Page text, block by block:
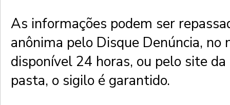
As informações podem ser
anônima pelo Disque Denúncia, no
disponível 24 horas, ou pelo site da
pasta, o sigilo é garantido.